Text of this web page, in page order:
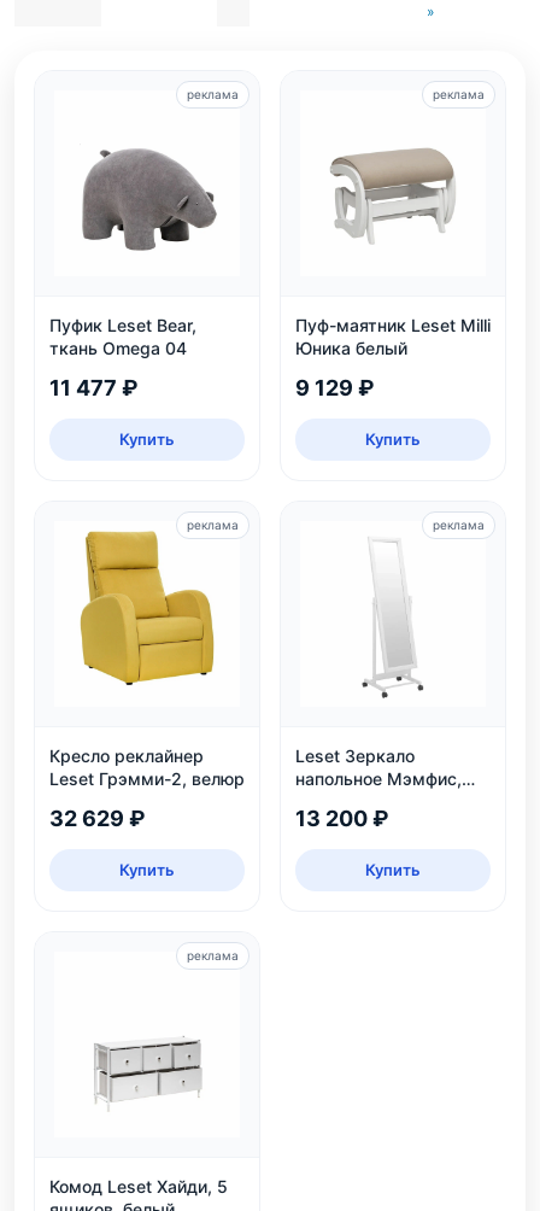
»
Пуфик Leset Bear,
ткань Omega 04
11 477 ₽
Купить
реклама
Пуф-маятник Leset Milli
Юника белый
9 129 ₽
Купить
реклама
Кресло реклайнер
Leset Грэмми-2, велюр
32 629 ₽
Купить
реклама
Leset Зеркало
напольное Мэмфис,
13 200 ₽
Купить
реклама
Комод Leset Хайди, 5
реклама